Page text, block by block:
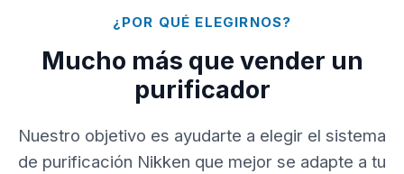
¿POR QUÉ ELEGIRNOS?
Mucho más que vender un
purificador
Nuestro objetivo es ayudarte a elegir el sistema
de purificación Nikken que mejor se adapte a tu